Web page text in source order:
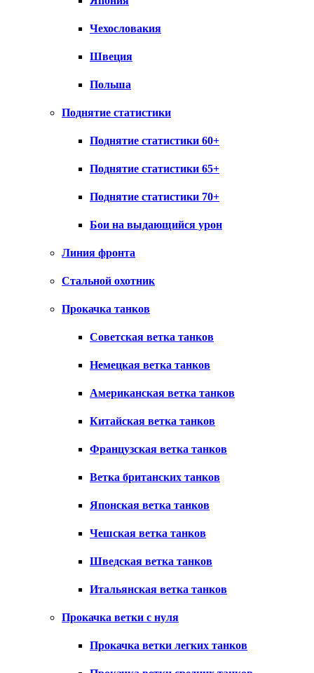
Чехословакия
Швеция
Польша
Поднятие статистики
Поднятие статистики 60+
Поднятие статистики 65+
Поднятие статистики 70+
Бои на выдающийся урон
Линия фронта
Стальной охотник
Прокачка танков
Советская ветка танков
Немецкая ветка танков
Американская ветка танков
Китайская ветка танков
Французская ветка танков
Ветка британских танков
Японская ветка танков
Чешская ветка танков
Шведская ветка танков
Итальянская ветка танков
Прокачка ветки с нуля
Прокачка ветки легких танков